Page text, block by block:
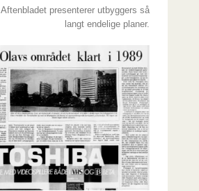
Aftenbladet presenterer utbyggers så
langt endelige planer.